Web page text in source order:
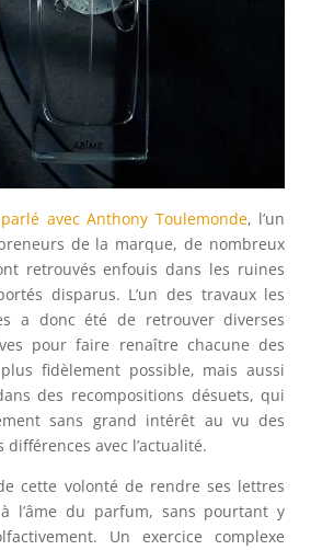
avec Anthony Toulemonde, l’un
de la marque, de nombreux
retrouvés enfouis dans les ruines
disparus. L’un des travaux les
a donc été de retrouver diverses
pour faire renaître chacune des
fidèlement possible, mais aussi
des recompositions désuets, qui
sans grand intérêt au vu des
différences avec l’actualité.
cette volonté de rendre ses lettres
l’âme du parfum, sans pourtant y
Un exercice complexe